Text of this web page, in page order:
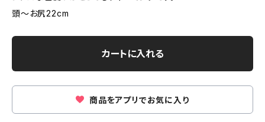
頭～お尻22cm
カートに入れる
商品をアプリでお気に入り